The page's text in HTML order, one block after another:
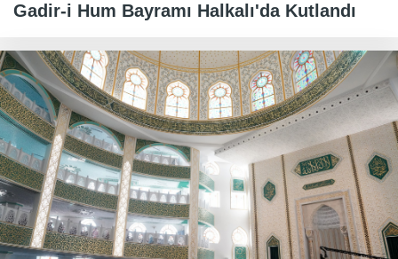
Gadir-i Hum Bayramı Halkalı'da Kutlandı